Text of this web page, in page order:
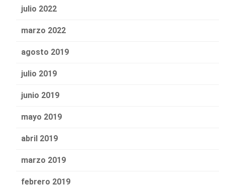
julio 2022
marzo 2022
agosto 2019
julio 2019
junio 2019
mayo 2019
abril 2019
marzo 2019
febrero 2019